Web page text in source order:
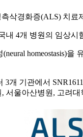
삭경화증(ALS) 치료
내 4개 병원의 임상
(neural homeostasis)
개 기관에서
서울아산병원, 고려